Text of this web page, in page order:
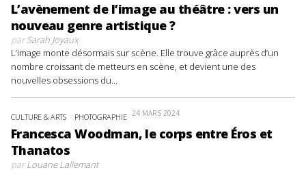
L’avènement de l’image au théâtre : vers un
nouveau genre artistique ?
parSarah Joyaux
L’image monte désormais sur scène. Elle trouve grâce auprès d’un
nombre croissant de metteurs en scène, et devient une des
nouvelles obsessions du...
CULTURE & ARTS PHOTOGRAPHIE 24 MARS 2024
Francesca Woodman, le corps entre Éros et
Thanatos
parLouane Lallemant